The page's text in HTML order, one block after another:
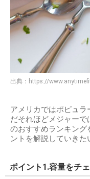
出典： https://
アメリカではポピュラ
だそれほどメジャー
のおすすめランキング
ントを解説していきた
ポイント1.容量をチ